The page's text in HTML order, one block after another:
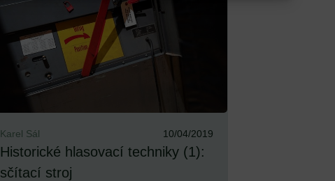
Karel Sál 10/04/2019
Historické hlasovací techniky (1):
sčítací stroj